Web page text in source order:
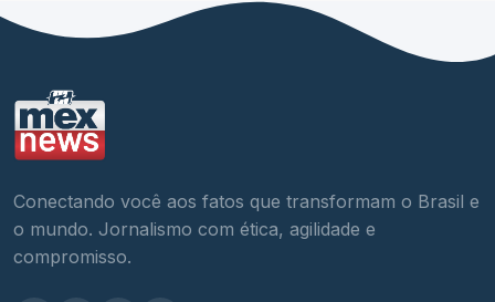
Conectando você aos fatos que transformam o Brasil e
o mundo. Jornalismo com ética, agilidade e
compromisso.